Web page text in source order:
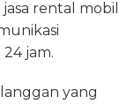
rental mobil
jam.
yang